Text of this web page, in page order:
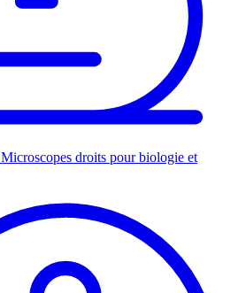
Microscopes droits pour biologie et